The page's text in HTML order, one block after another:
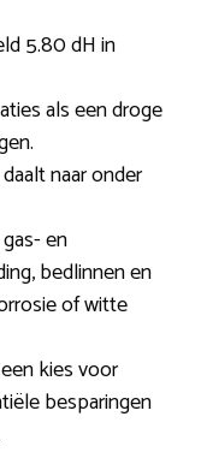
5.80 dH in
als een droge
naar onder
en
bedlinnen en
of witte
kies voor
besparingen